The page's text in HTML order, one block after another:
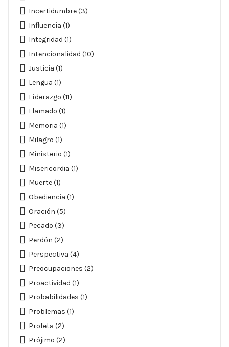
Incertidumbre(3)
Influencia (1)
Integridad (1)
Intencionalidad (10)
Justicia (1)
Lengua (1)
Líderazgo (11)
Llamado (1)
Memoria (1)
Milagro (1)
Ministerio (1)
Misericordia (1)
Muerte(1)
Obediencia (1)
Oración (5)
Pecado (3)
Perdón (2)
Perspectiva (4)
Preocupaciones (2)
Proactividad (1)
Probabilidades (1)
Problemas (1)
Profeta (2)
Prójimo (2)